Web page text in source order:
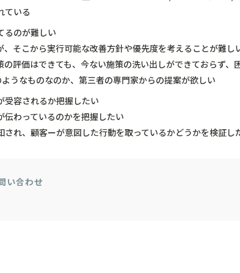
ている
るのが難しい
、そこから実行可能な改善方針や優先度を考えることが難し
の評価はできても、今ない施策の洗い出しができておらず、
うなものなのか、第三者の専門家からの提案が欲しい
受容されるか把握したい
伝わっているのかを把握したい
され、顧客ーが意図した行動を取っているかどうかを検証し
い合わせ